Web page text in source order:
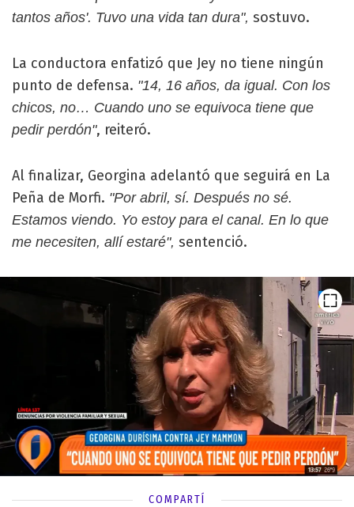
tantos años'. Tuvo una vida tan dura", sostuvo.
La conductora enfatizó que Jey no tiene ningún
punto de defensa. "14, 16 años, da igual. Con los
chicos, no… Cuando uno se equivoca tiene que
pedir perdón", reiteró.
Al finalizar, Georgina adelantó que seguirá en La
Peña de Morfi. "Por abril, sí. Después no sé.
Estamos viendo. Yo estoy para el canal. En lo que
me necesiten, allí estaré", sentenció.
COMPARTÍ